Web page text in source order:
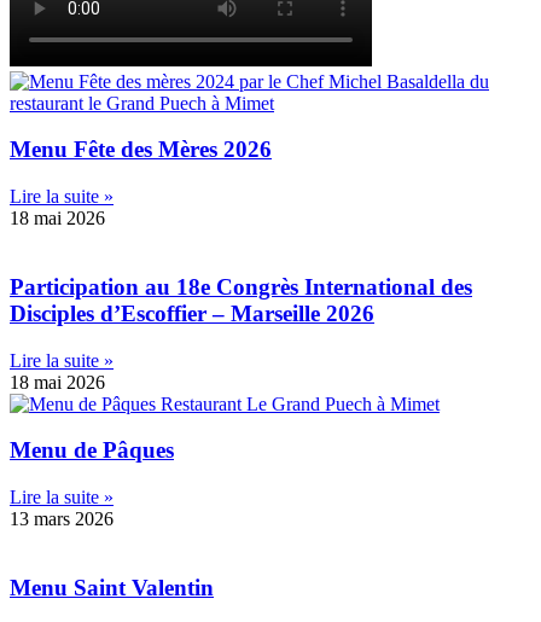
Menu Fête des Mères 2026
Lire la suite »
18 mai 2026
Participation au 18e Congrès International des
Disciples d’Escoffier – Marseille 2026
Lire la suite »
18 mai 2026
Menu de Pâques
Lire la suite »
13 mars 2026
Menu Saint Valentin